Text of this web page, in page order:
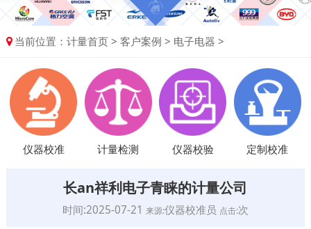
当前位置：计量首页 >客户案例 > 电子电器 >
仪器校准 计量检测 仪器校验 定制校准
长an祥利电子青睐的计量公司
时间:2025-07-21 来源:仪器校准员 点击:次